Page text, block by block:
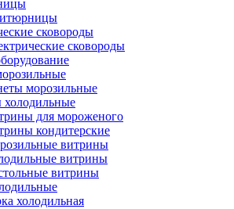
сковороды
сковороды
морозильные
для мороженого
кондитерские
витрины
витрины
витрины
холодильная